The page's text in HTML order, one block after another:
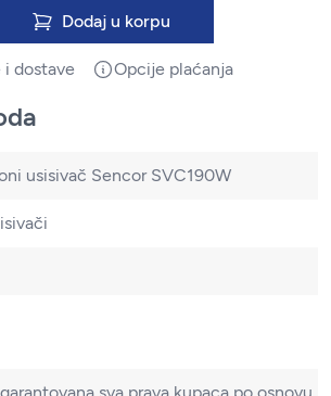
Dodaj u korpu
i dostave Opcije plaćanja
usisivač Sencor SVC190W